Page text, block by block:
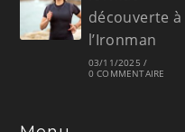
découverte à
l’Ironman
03/11/2025 /
0 COMMENTAIRE